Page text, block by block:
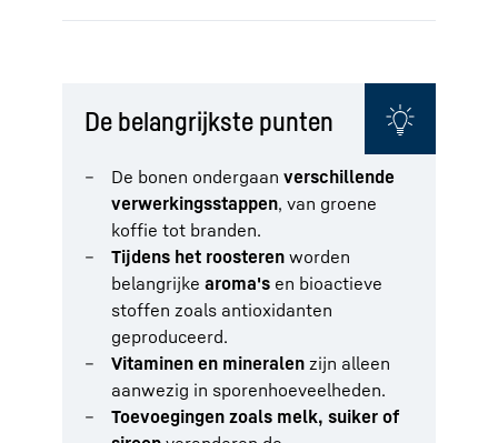
De belangrijkste punten
De bonen ondergaan verschillende
verwerkingsstappen, van groene
koffie tot branden.
Tijdens het roosteren worden
belangrijke aroma's en bioactieve
stoffen zoals antioxidanten
geproduceerd.
Vitaminen en mineralen zijn alleen
aanwezig in sporenhoeveelheden.
Toevoegingen zoals melk, suiker of